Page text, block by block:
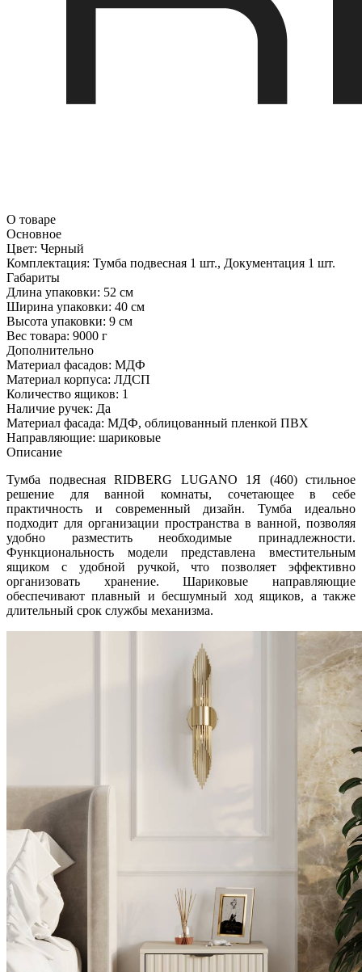
О товаре
Основное
Цвет: Черный
Комплектация: Тумба подвесная 1 шт., Документация 1 шт.
Габариты
Длина упаковки: 52 см
Ширина упаковки: 40 см
Высота упаковки: 9 см
Вес товара: 9000 г
Дополнительно
Материал фасадов: МДФ
Материал корпуса: ЛДСП
Количество ящиков: 1
Наличие ручек: Да
Материал фасада: МДФ, облицованный пленкой ПВХ
Направляющие: шариковые
Описание
Тумба подвесная RIDBERG LUGANO 1Я (460) cтильное
решение для ванной комнаты, сочетающее в себе
практичность и современный дизайн. Тумба идеально
подходит для организации пространства в ванной, позволяя
удобно разместить необходимые принадлежности.
Функциональность модели представлена вместительным
ящиком с удобной ручкой, что позволяет эффективно
организовать хранение. Шариковые направляющие
обеспечивают плавный и бесшумный ход ящиков, а также
длительный срок службы механизма.